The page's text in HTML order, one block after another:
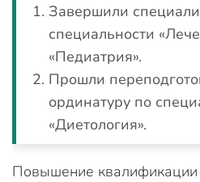
Завершили
специальности
«Педиатрия».
Прошли
ординатуру по
«Диетология».
Повышение квалификации